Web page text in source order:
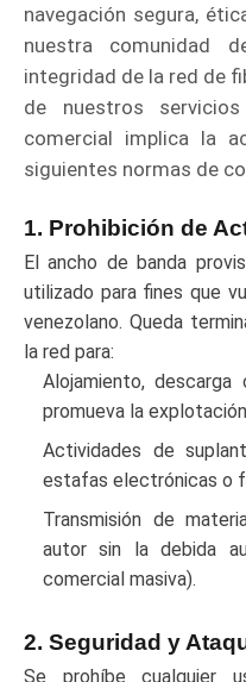
navegación segura,
nuestra comunidad
integridad de la red de
de nuestros
comercial implica la
siguientes normas de
1. Prohibición de
El ancho de banda
utilizado para fines que
venezolano. Queda
la red para:
Alojamiento,
promueva la
Actividades de
estafas electrónicas o
Transmisión de
autor sin la debida
comercial masiva).
2. Seguridad y
Se prohíbe cualquier